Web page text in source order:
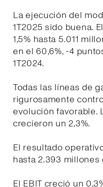
La ejecución del
1T2025 sido buena.
1,5% hasta 5.011
en el 60,6%, -4
1T2024.
Todas las líneas de
rigurosamente
evolución favorable.
crecieron un 2,3%.
El resultado
hasta 2.393 millones
El EBIT creció un